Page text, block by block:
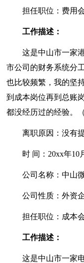
担任职位：费用会
工作描述：
这是中山市一家港
市公司的财务系统分
也比较频繁，我的坚
到成本岗位再到总账
都没经历过的经验。
离职原因：没有提
时 间：20xx年10
公司名称：中山微
公司性质：外资
担任职位：成本
工作描述：
这是中山市一家电